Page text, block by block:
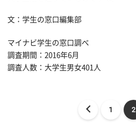
文：学生の窓口編集部
マイナビ学生の窓口調べ
調査期間：2016年6月
調査人数：大学生男女401人
1 2